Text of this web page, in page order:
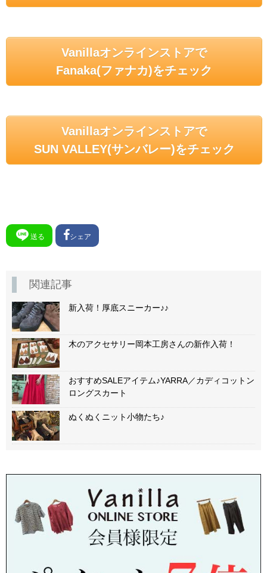
Vanillaオンラインストアで
Fanaka(ファナカ)をチェック
Vanillaオンラインストアで
SUN VALLEY(サンバレー)をチェック
送る シェア
関連記事
新入荷！厚底スニーカー♪♪
木のアクセサリー岡本工房さんの新作入荷！
おすすめSALEアイテム♪YARRA／カディコットン
ロングスカート
ぬくぬくニット小物たち♪